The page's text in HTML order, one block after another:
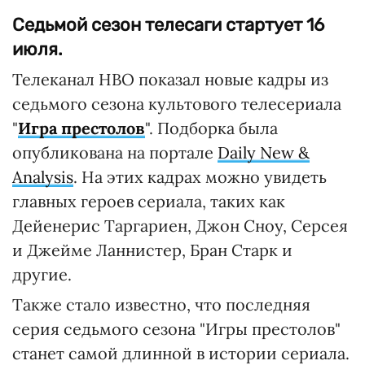
Седьмой сезон телесаги стартует 16
июля.
Телеканал HBO показал новые кадры из
седьмого сезона культового телесериала
"Игра престолов". Подборка была
опубликована на портале Daily New &
Analysis. На этих кадрах можно увидеть
главных героев сериала, таких как
Дейенерис Таргариен, Джон Сноу, Серсея
и Джейме Ланнистер, Бран Старк и
другие.
Также стало известно, что последняя
серия седьмого сезона "Игры престолов"
станет самой длинной в истории сериала.